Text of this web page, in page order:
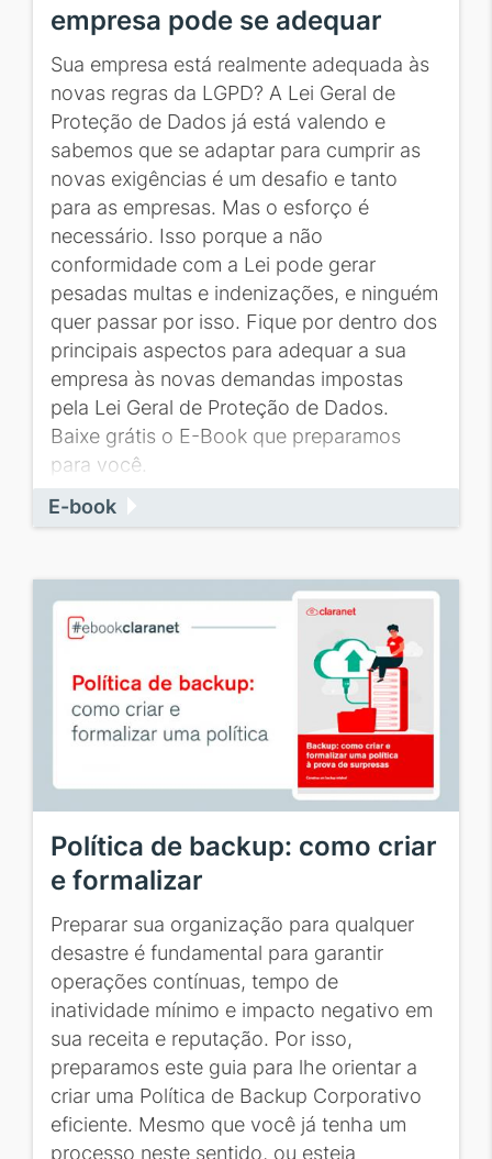
empresa pode se adequar
Sua empresa está realmente adequada às
novas regras da LGPD? A Lei Geral de
Proteção de Dados já está valendo e
sabemos que se adaptar para cumprir as
novas exigências é um desafio e tanto
para as empresas. Mas o esforço é
necessário. Isso porque a não
conformidade com a Lei pode gerar
pesadas multas e indenizações, e ninguém
quer passar por isso. Fique por dentro dos
principais aspectos para adequar a sua
empresa às novas demandas impostas
pela Lei Geral de Proteção de Dados.
Baixe grátis o E-Book que preparamos
para você.
E-book
Política de backup: como criar
e formalizar
Preparar sua organização para qualquer
desastre é fundamental para garantir
operações contínuas, tempo de
inatividade mínimo e impacto negativo em
sua receita e reputação. Por isso,
preparamos este guia para lhe orientar a
criar uma Política de Backup Corporativo
eficiente. Mesmo que você já tenha um
processo neste sentido, ou esteja